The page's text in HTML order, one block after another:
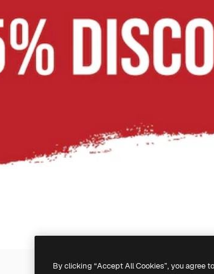
By clicking “Accept All Cookies”, you agree